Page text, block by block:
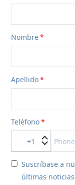
Nombre
Apellido
Teléfono
+1
Suscríbase a
últimas